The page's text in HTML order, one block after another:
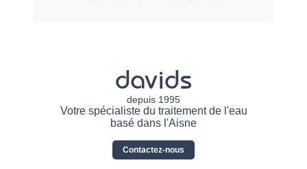
davids
depuis 1995
Votre spécialiste du traitement de l'eau
basé dans l'Aisne
Contactez-nous